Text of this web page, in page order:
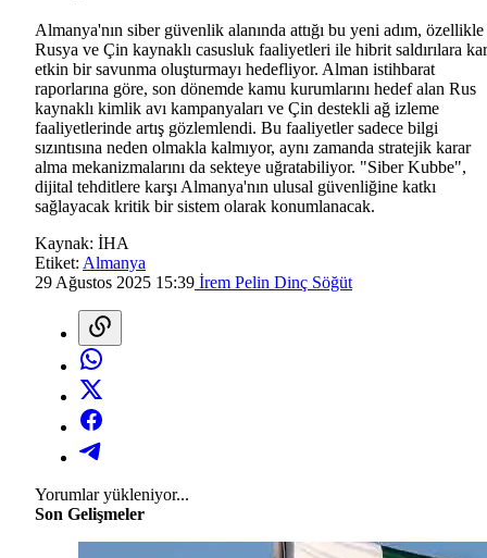
Almanya'nın siber güvenlik alanında attığı bu yeni adım, özellikle
Rusya ve Çin kaynaklı casusluk faaliyetleri ile hibrit saldırılara
etkin bir savunma oluşturmayı hedefliyor. Alman istihbarat
raporlarına göre, son dönemde kamu kurumlarını hedef alan Rus
kaynaklı kimlik avı kampanyaları ve Çin destekli ağ izleme
faaliyetlerinde artış gözlemlendi. Bu faaliyetler sadece bilgi
sızıntısına neden olmakla kalmıyor, aynı zamanda stratejik karar
alma mekanizmalarını da sekteye uğratabiliyor. "Siber Kubbe",
dijital tehditlere karşı Almanya'nın ulusal güvenliğine katkı
sağlayacak kritik bir sistem olarak konumlanacak.
Kaynak: İHA
Etiket: Almanya
29 Ağustos 2025 15:39 İrem Pelin Dinç Söğüt
Yorumlar yükleniyor...
Son Gelişmeler